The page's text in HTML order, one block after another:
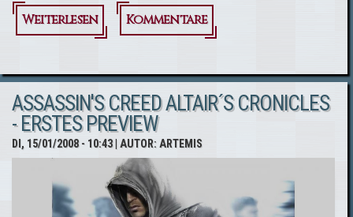
Weiterlesen
über Assassin's Creed für
Mindestanforderungen
- reine Utopie?
Kommentare
ASSASSIN'S CREED ALTAIR´S CRONICLES
- ERSTES PREVIEW
DI, 15/01/2008 - 10:43| AUTOR: ARTEMIS